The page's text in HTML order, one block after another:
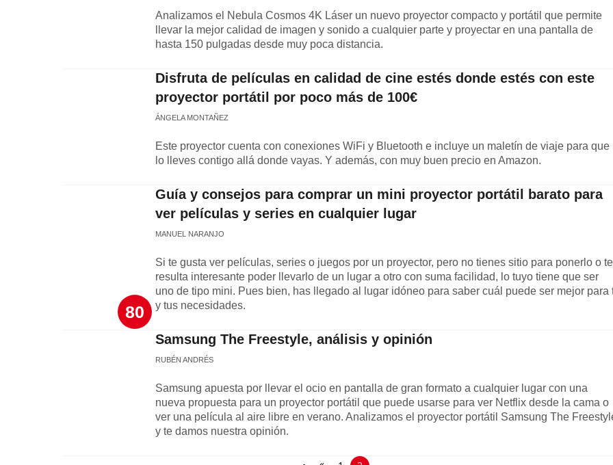
Analizamos el Nebula Cosmos 4K Láser un nuevo proyector compacto y portátil que permite
llevar la mejor calidad de imagen y sonido a cualquier parte y proyectar en una pantalla de
hasta 150 pulgadas desde muy poca distancia.
Disfruta de películas en calidad de cine estés donde estés con este
proyector portátil por poco más de 100€
ÁNGELA MONTAÑEZ
Este proyector cuenta con conexiones WiFi y Bluetooth e incluye un maletín de viaje para que
lo lleves contigo allá donde vayas. Y además, con muy buen precio en Amazon.
Guía y consejos para comprar un mini proyector portátil barato para
ver películas y series en cualquier lugar
MANUEL NARANJO
Si te gusta ver películas, series o juegos por un proyector, pero no tienes sitio para ponerlo o te
resulta interesante poder llevarlo de un lugar a otro con suma facilidad, lo tuyo tiene que ser
uno de tipo mini. Pues bien, has llegado al lugar idóneo para saber cuál puede ser mejor para
y tus necesidades.
80
Samsung The Freestyle, análisis y opinión
RUBÉN ANDRÉS
Samsung apuesta por llevar el ocio en pantalla de gran formato a cualquier lugar con una
nueva propuesta para un proyector portátil que puede usarse para ver Netflix desde la cama o
ver una película al aire libre en verano. Analizamos el proyector portátil Samsung The
y te damos nuestra opinión.